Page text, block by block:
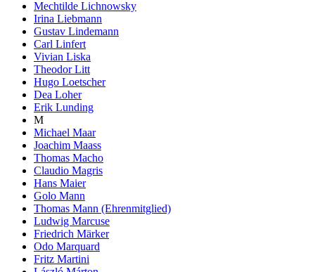
Mechtilde Lichnowsky
Irina Liebmann
Gustav Lindemann
Carl Linfert
Vivian Liska
Theodor Litt
Hugo Loetscher
Dea Loher
Erik Lunding
M
Michael Maar
Joachim Maass
Thomas Macho
Claudio Magris
Hans Maier
Golo Mann
Thomas Mann (Ehrenmitglied)
Ludwig Marcuse
Friedrich Märker
Odo Marquard
Fritz Martini